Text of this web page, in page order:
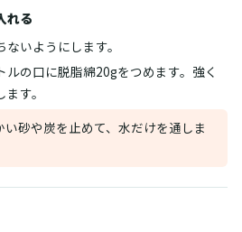
れる
いようにします。
ルの口に脱脂綿20gをつめます。強く
す。
砂や炭を止めて、水だけを通しま